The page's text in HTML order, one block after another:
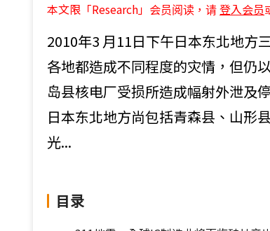
本文限「Research」会员阅读，请登入会员
2010年3 月11日下午日本东北地方
各地都造成不同程度的灾情，但仍
岛县核电厂受损所造成幅射外泄及
日本东北地方尚包括青森县、山形
光...
目录